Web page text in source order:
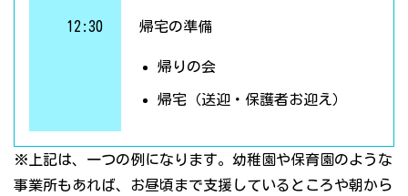
12:30 帰宅の準備
帰りの会
帰宅（送迎・保護者お迎え）
※上記は、一つの例になります。幼稚園や保育園のような
事業所もあれば、お昼頃まで支援しているところや朝から